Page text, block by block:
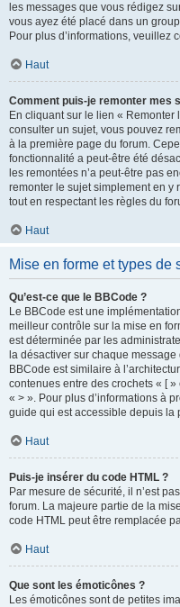
les messages que vous rédigez
vous ayez été placé dans un
Pour plus d’informations, veuillez
Haut
Comment puis-je remonter mes
En cliquant sur le lien «
consulter un sujet, vous pouvez
à la première page du forum.
fonctionnalité a peut-être été
les remontées n’a peut-être pas
remonter le sujet simplement en y
tout en respectant les règles du
Haut
Mise en forme et types de
Qu’est-ce que le BBCode ?
Le BBCode est une
meilleur contrôle sur la mise en
est déterminée par les
la désactiver sur chaque
BBCode est similaire à
contenues entre des crochets « [
« > ». Pour plus d’informations à
guide qui est accessible depuis la
Haut
Puis-je insérer du code HTML ?
Par mesure de sécurité, il n’est
forum. La majeure partie de la
code HTML peut être remplacée
Haut
Que sont les émoticônes ?
Les émoticônes sont de petites